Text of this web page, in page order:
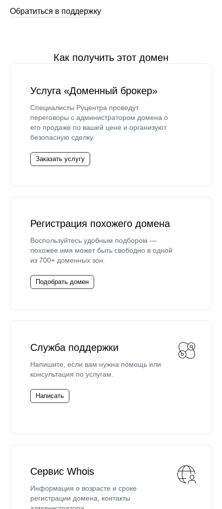
Обратиться в поддержку
Как получить этот домен
Услуга «Доменный брокер»
Специалисты Руцентра проведут
переговоры с администратором домена о
его продаже по вашей цене и организуют
безопасную сделку.
Заказать услугу
Регистрация похожего домена
Воспользуйтесь удобным подбором —
похожее имя может быть свободно в одной
из 700+ доменных зон.
Подобрать домен
Служба поддержки
Напишите, если вам нужна помощь или
консультация по услугам.
Написать
Сервис Whois
Информация о возрасте и сроке
регистрации домена, контакты